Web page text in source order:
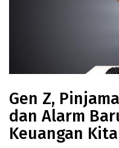
Gen Z,
dan Alarm
Keuangan Kita